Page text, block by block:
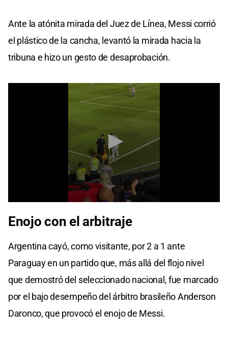
Ante la atónita mirada del Juez de Línea, Messi corrió
el plástico de la cancha, levantó la mirada hacia la
tribuna e hizo un gesto de desaprobación.
of
Enojo con el arbitraje
Argentina cayó, como visitante, por 2 a 1 ante
Paraguay en un partido que, más allá del flojo nivel
que demostró del seleccionado nacional, fue marcado
por el bajo desempeño del árbitro brasileño Anderson
Daronco, que provocó el enojo de Messi.